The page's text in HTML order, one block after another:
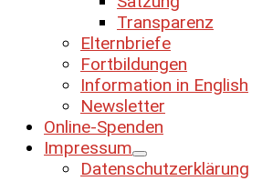
Transparenz
Elternbriefe
Fortbildungen
Information in English
Newsletter
Online-Spenden
Impressum
Datenschutzerklärung